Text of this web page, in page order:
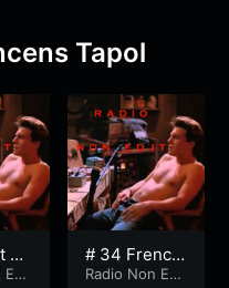
Tapol
of
Edi
# 34 French
caresse Vol.
Radio Non Edi